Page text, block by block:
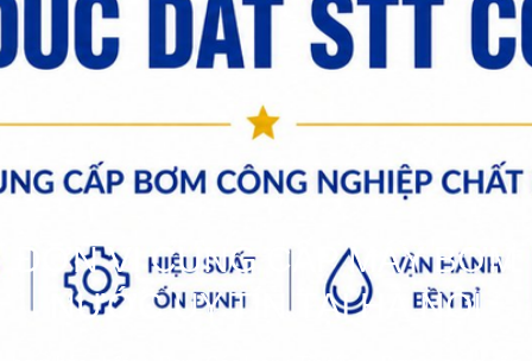
ĐƠN VỊ CUNG CẤP MÁY BƠM
NƯỚC UY TÍN TẠI HÀ NỘI